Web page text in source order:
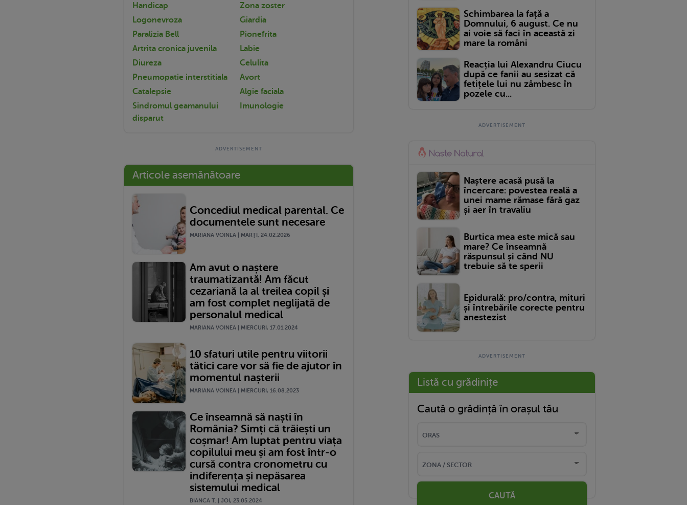
Handicap
Zona zoster
Logonevroza
Giardia
Paralizia Bell
Pionefrita
Artrita cronica juvenila
Labie
Diureza
Celulita
Pneumopatie interstitiala
Avort
Catalepsie
Algie faciala
Sindromul geamanului
disparut
Imunologie
Articole asemănătoare
Concediul medical parental. Ce
documentele sunt necesare
MARIANA VOINEA | MARŢI, 24.02.2026
Am avut o naștere
traumatizantă! Am făcut
cezariană la al treilea copil și
am fost complet neglijată de
personalul medical
MARIANA VOINEA | MIERCURI, 17.01.2024
10 sfaturi utile pentru viitorii
tătici care vor să fie de ajutor în
momentul nașterii
MARIANA VOINEA | MIERCURI, 16.08.2023
Ce înseamnă să naști în
România? Simți că trăiești un
coșmar! Am luptat pentru viața
copilului meu și am fost într-o
cursă contra cronometru cu
indiferența și nepăsarea
sistemului medical
BIANCA T. | JOI, 23.05.2024
Schimbarea la față a
Domnului, 6 august. Ce nu
ai voie să faci în această zi
mare la români
Reacția lui Alexandru Ciucu
după ce fanii au sesizat că
fetițele lui nu zâmbesc în
pozele cu...
Naștere acasă pusă la
încercare: povestea reală a
unei mame rămase fără gaz
și aer în travaliu
Burtica mea este mică sau
mare? Ce înseamnă
răspunsul și când NU
trebuie să te sperii
Epidurală: pro/contra, mituri
și întrebările corecte pentru
anestezist
Listă cu grădinițe
Caută o grădință în orașul tău
CAUTĂ